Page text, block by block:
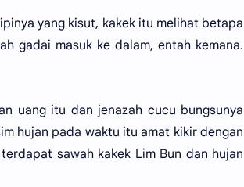
yang kisut, kakek itu melihat betapa
gadai masuk ke dalam, entah kemana.
uang itu dan jenazah cucu bungsunya
hujan pada waktu itu amat kikir dengan
sawah kakek Lim Bun dan hujan